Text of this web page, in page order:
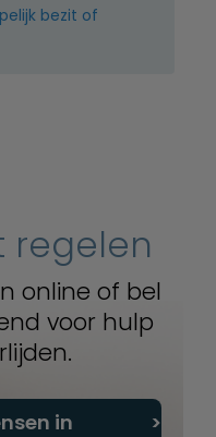
bezit of
regelen
online of bel
voor hulp
in